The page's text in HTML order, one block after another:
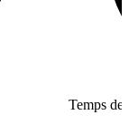
Temps de